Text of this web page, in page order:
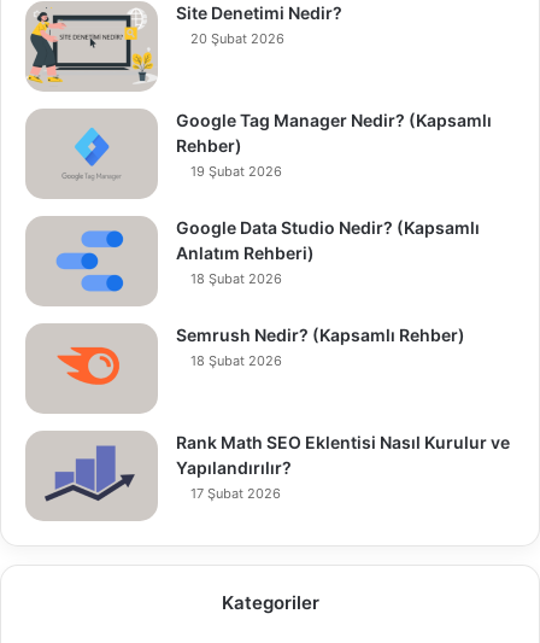
Site Denetimi Nedir?
20 Şubat 2026
Google Tag Manager Nedir? (Kapsamlı
Rehber)
19 Şubat 2026
Google Data Studio Nedir? (Kapsamlı
Anlatım Rehberi)
18 Şubat 2026
Semrush Nedir? (Kapsamlı Rehber)
18 Şubat 2026
Rank Math SEO Eklentisi Nasıl Kurulur ve
Yapılandırılır?
17 Şubat 2026
Kategoriler